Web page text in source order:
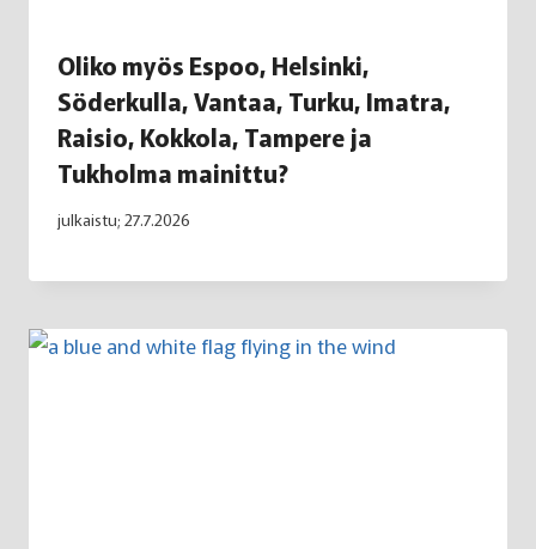
Oliko myös Espoo, Helsinki,
Söderkulla, Vantaa, Turku, Imatra,
Raisio, Kokkola, Tampere ja
Tukholma mainittu?
julkaistu; 27.7.2026